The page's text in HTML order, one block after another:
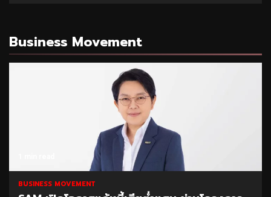
Business Movement
BUSINESS MOVEMENT